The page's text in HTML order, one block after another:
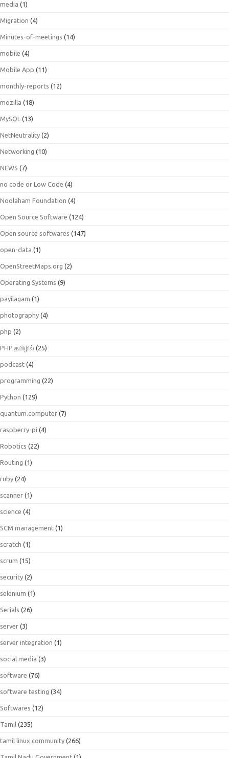
media (1)
Migration (4)
Minutes-of-meetings (14)
mobile (4)
Mobile App (11)
monthly-reports (12)
mozilla (18)
MySQL (13)
NetNeutrality (2)
Networking (10)
NEWS (7)
no code or Low Code (4)
Noolaham Foundation (4)
Open Source Software (124)
Open source softwares (147)
open-data (1)
OpenStreetMaps.org (2)
Operating Systems (9)
payilagam (1)
photography (4)
php (2)
PHP தமிழில் (25)
podcast (4)
programming (22)
Python (129)
quantum.computer (7)
raspberry-pi (4)
Robotics (22)
Routing (1)
ruby (24)
scanner (1)
science (4)
SCM management (1)
scratch (1)
scrum (15)
security (2)
selenium (1)
Serials (26)
server (3)
server integration (1)
social media (3)
software (76)
software testing (34)
Softwares (12)
Tamil (235)
tamil linux community (266)